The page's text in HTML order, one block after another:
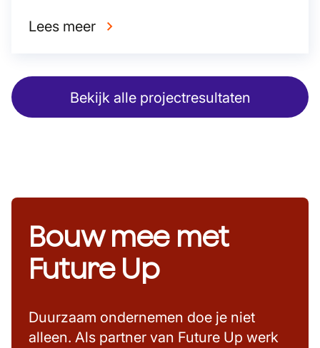
Lees meer
Bekijk alle projectresultaten
Bouw mee met
Future Up
Duurzaam ondernemen doe je niet
alleen. Als partner van Future Up werk